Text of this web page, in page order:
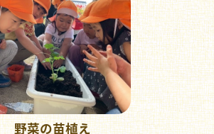
野菜の苗植え